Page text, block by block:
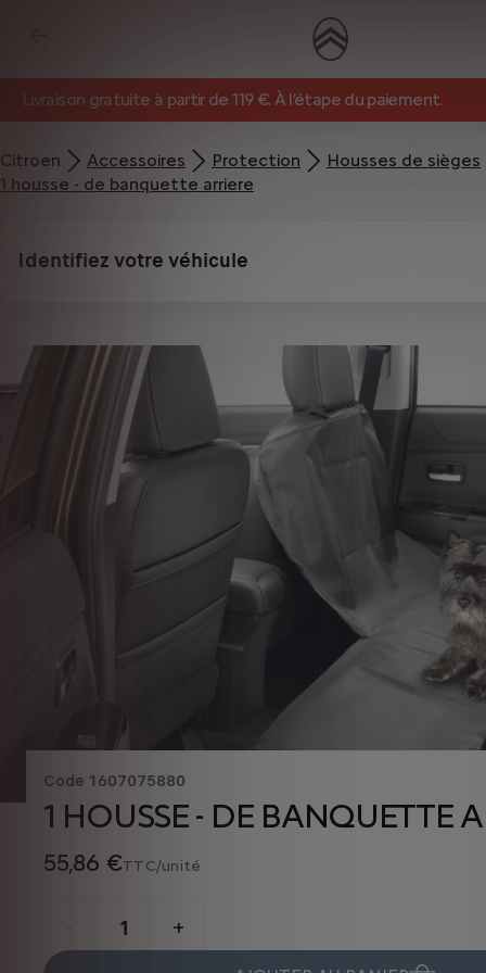
Livraison gratuite à partir de 119 €. À l’étape du paiement.
Citroen Accessoires Protection
Housses de sièges
1 housse - de banquette arriere
Identifiez votre véhicule
Code 1607075880
1 HOUSSE - DE BANQUETTE
55,86 €TTC/unité
+